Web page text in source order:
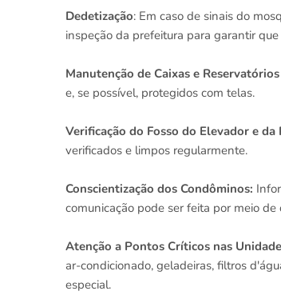
Dedetização: Em caso de sinais do
inspeção da prefeitura para garantir
Manutenção de Caixas e
e, se possível, protegidos com telas.
Verificação do Fosso do Elevador e da
verificados e limpos regularmente.
Conscientização dos Condôminos:
comunicação pode ser feita por meio
Atenção a Pontos Críticos nas
ar-condicionado, geladeiras, filtros
especial.